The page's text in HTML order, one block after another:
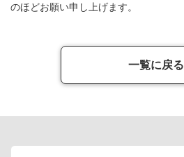
のほどお願い申し上げます。
一覧に戻る